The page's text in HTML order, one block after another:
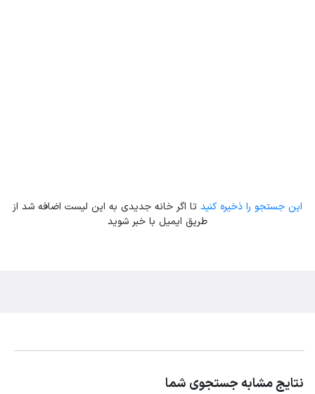
این جستجو را ذخیره کنید تا اگر خانه جدیدی به این لیست اضافه شد از
طریق ایمیل با خبر شوید
نتایج مشابه جستجوی شما